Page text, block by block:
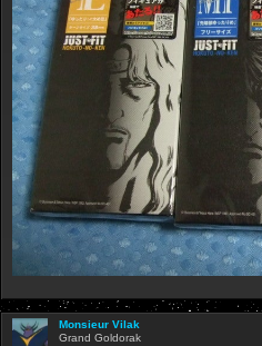
Monsieur Vilak
Grand Goldorak